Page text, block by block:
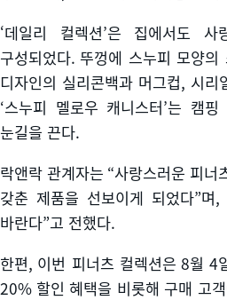
‘데일리 컬렉션’은 집에서도 사
구성되었다.뚜껑에 스누피 모양의
디자인의 실리콘백과 머그컵, 시리
‘스누피 멜로우 캐니스터’는 캠핑
눈길을 끈다.
락앤락 관계자는 “사랑스러운 피너
갖춘 제품을 선보이게 되었다”며,
바란다”고 전했다.
한편, 이번 피너츠 컬렉션은 8월 4
20% 할인 혜택을 비롯해 구매 고